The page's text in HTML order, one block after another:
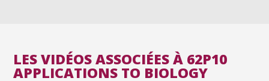
LES VIDÉOS ASSOCIÉES À 62P10
APPLICATIONS TO BIOLOGY